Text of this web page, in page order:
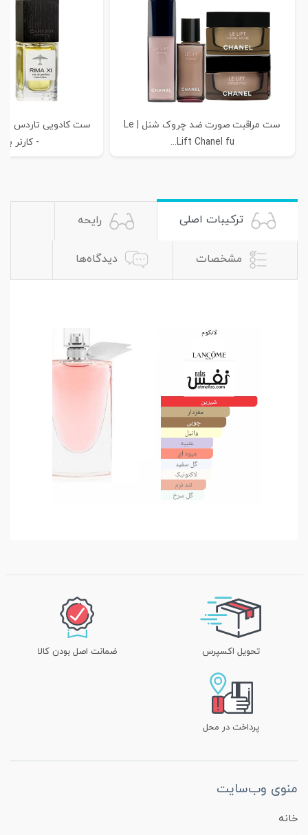
ست مراقبت صورت ضد چروک شنل | Le
Lift Chanel fu...
- کارنر
ترکیبات اصلی رایحه
مشخصات دیدگاه‌ها
تحویل اکسپرس ضمانت اصل بودن کالا
پرداخت در محل
منوی وب‌سایت
خانه